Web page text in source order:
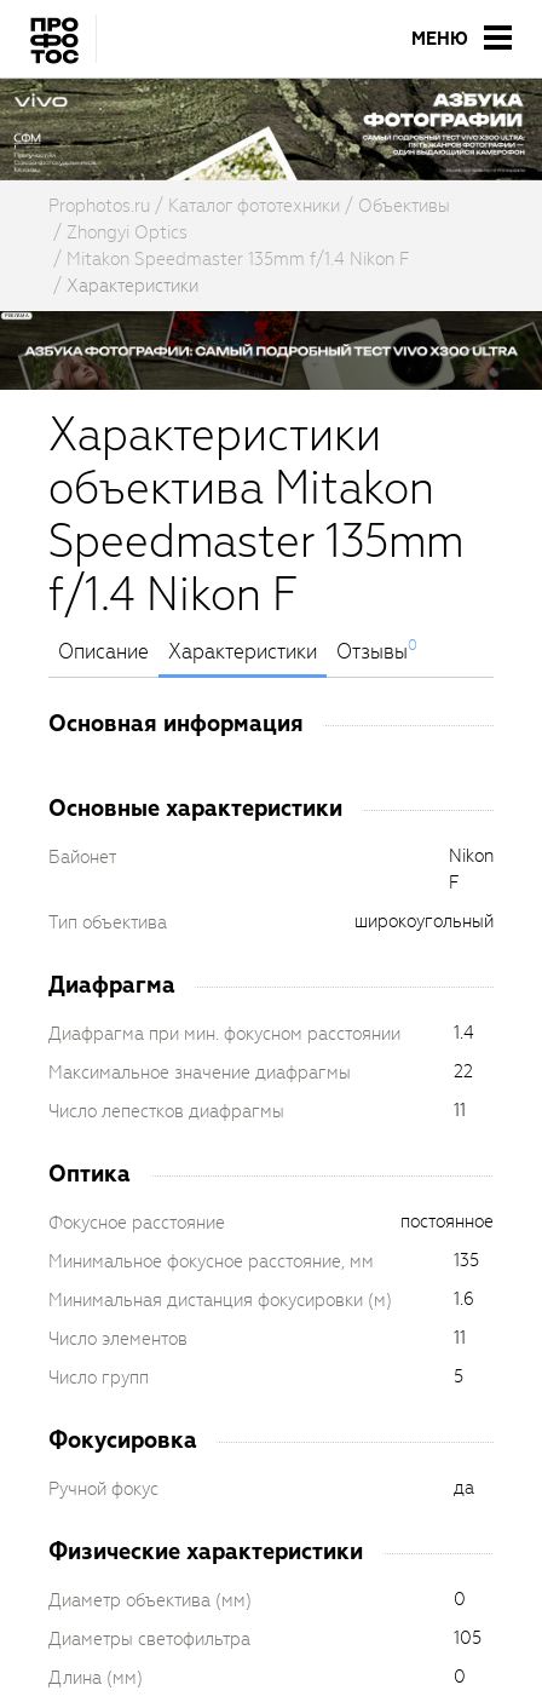
МЕНЮ
Prophotos.ru Каталог фототехники
Объективы
Zhongyi Optics
Mitakon Speedmaster 135mm f/1.4 Nikon F
Характеристики
Характеристики
объектива Mitakon
Speedmaster 135mm
f/1.4 Nikon F
Описание Характеристики Отзывы0
Основная информация
Основные характеристики
Байонет
Nikon
F
Тип объектива
широкоугольный
Диафрагма
Диафрагма при мин. фокусном расстоянии
1.4
Максимальное значение диафрагмы
22
Число лепестков диафрагмы
11
Оптика
Фокусное расстояние
постоянное
Минимальное фокусное расстояние, мм
135
Минимальная дистанция фокусировки (м)
1.6
Число элементов
11
Число групп
5
Фокусировка
Ручной фокус да
Физические характеристики
Диаметр объектива (мм)
0
Диаметры светофильтра
105
Длина (мм)
0